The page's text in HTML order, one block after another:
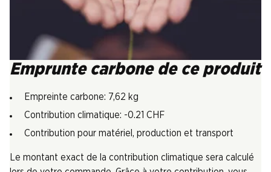
Emprunte carbone de ce produit
Empreinte carbone: 7,62 kg
Contribution climatique: -0.21 CHF
Contribution pour matériel, production et transport
Le montant exact de la contribution climatique sera calculé